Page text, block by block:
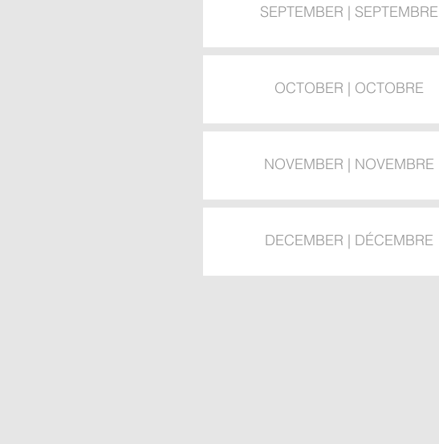
SEPTEMBER | SEPTEMBRE
OCTOBER | OCTOBRE
NOVEMBER | NOVEMBRE
DECEMBER | DÉCEMBRE